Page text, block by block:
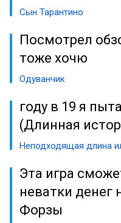
Сын Тарантино
Посмотрел
тоже хочю
Одуванчик
году в 19 я
(Длинная
Неподходящая длина
Эта игра
неватки денег
Форзы